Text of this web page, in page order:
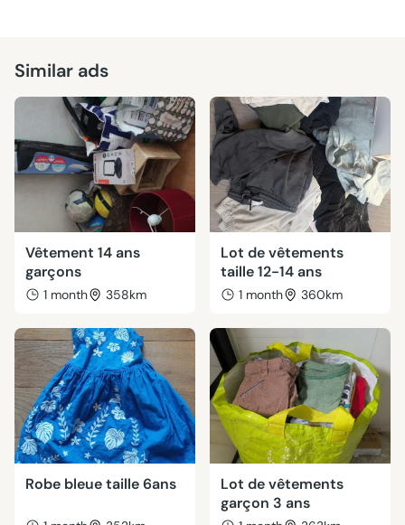
Similar ads
Vêtement 14 ans
garçons
1 month 358km
Lot de vêtements
taille 12-14 ans
1 month 360km
Robe bleue taille 6ans
Lot de vêtements
garçon 3 ans